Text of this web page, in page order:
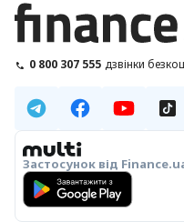
0 800 307 555 дзвінки
Застосунок від